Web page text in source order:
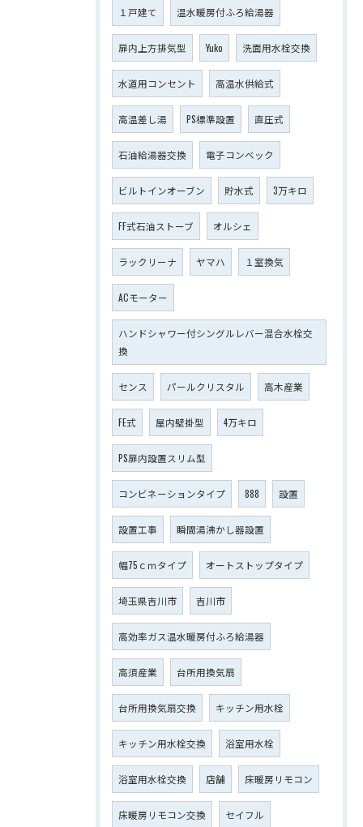
１戸建て 温水暖房付ふろ給湯器
扉内上方排気型 Yuko 洗面用水栓交換
水道用コンセント 高温水供給式
高温差し湯 PS標準設置 直圧式
石油給湯器交換 電子コンベック
ビルトインオーブン 貯水式 3万キロ
FF式石油ストーブ オルシェ
ラックリーナ ヤマハ １室換気
ACモーター
ハンドシャワー付シングルレバー混合水栓交
換
センス パールクリスタル 高木産業
FE式 屋内壁掛型 4万キロ
PS扉内設置スリム型
コンビネーションタイプ 888 設置
設置工事 瞬間湯沸かし器設置
幅75ｃｍタイプ オートストップタイプ
埼玉県吉川市 吉川市
高効率ガス温水暖房付ふろ給湯器
高須産業 台所用換気扇
台所用換気扇交換 キッチン用水栓
キッチン用水栓交換 浴室用水栓
浴室用水栓交換 店舗 床暖房リモコン
床暖房リモコン交換 セイフル